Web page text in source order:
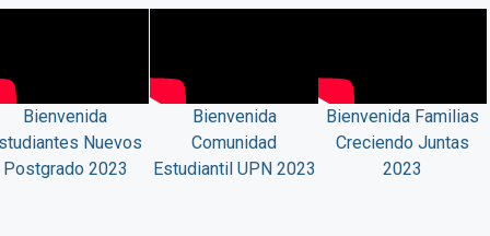
Bienvenida
Nuevos
Postgrado 2023
Bienvenida
Comunidad
Estudiantil UPN 2023
Bienvenida Familias
Creciendo Juntas
2023